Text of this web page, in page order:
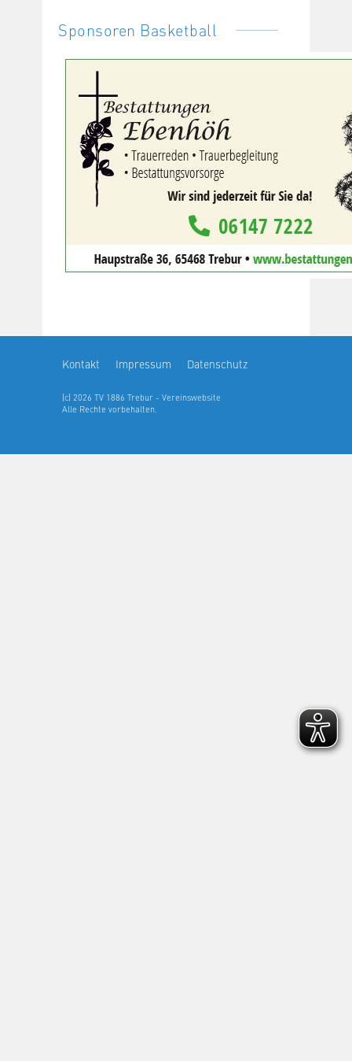
Sponsoren Basketball
Kontakt Impressum Datenschutz
(c) 2026 TV 1886 Trebur - Vereinswebsite
Alle Rechte vorbehalten.